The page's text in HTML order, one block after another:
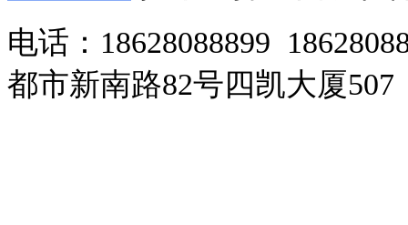
电话：18628088899
都市新南路82号四凯大厦507